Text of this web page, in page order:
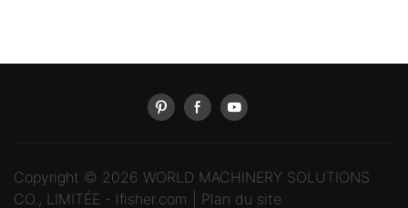
Copyright © 2026 WORLD MACHINERY SOLUTIONS
CO., LIMITÉE - lfisher.com Plan du site